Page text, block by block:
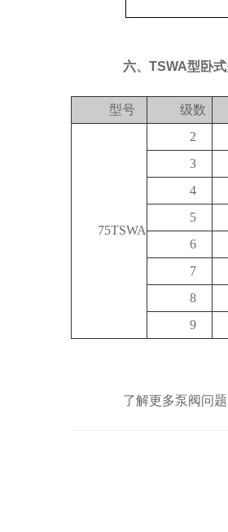
六、TSWA型卧
型号 级数
75TSWA
2
3
4
5
6
7
8
9
了解更多泵阀问题